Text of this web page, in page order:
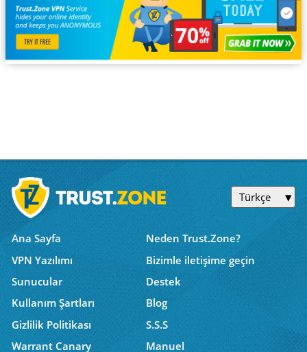
Türkçe
Ana Sayfa
Neden Trust.Zone?
VPN Yazılımı
Bizimle iletişime geçin
Sunucular
Destek
Kullanım Şartları
Blog
Gizlilik Politikası
S.S.S
Warrant Canary
Manuel